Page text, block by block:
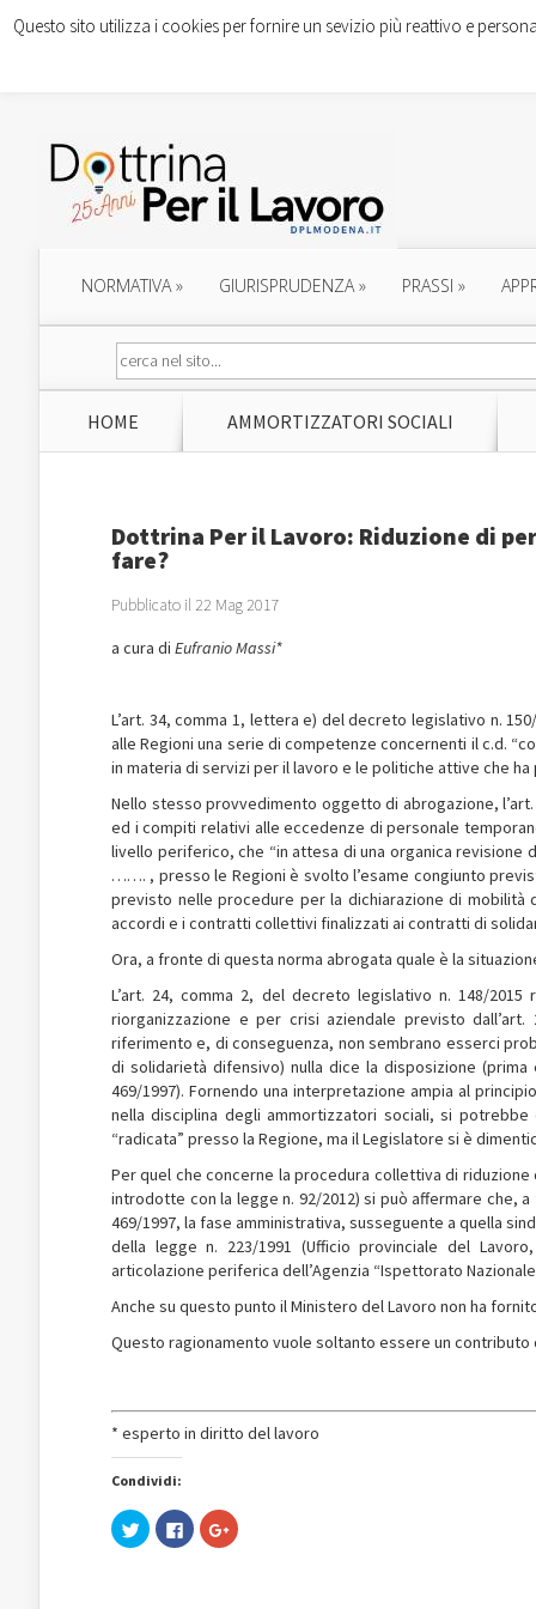
NORMATIVA» GIURISPRUDENZA» PRASSI »
HOME AMMORTIZZATORI SOCIALI
Dottrina Per il Lavoro: Riduzione di
fare?
Pubblicato il 22 Mag 2017
a cura di Eufranio Massi*
L’art. 34, comma 1, lettera e) del decreto legislativo n.
alle Regioni una serie di competenze concernenti il c.d.
in materia di servizi per il lavoro e le politiche attive che
Nello stesso provvedimento oggetto di abrogazione,
ed i compiti relativi alle eccedenze di personale
livello periferico, che “in attesa di una organica revisione
……. , presso le Regioni è svolto l’esame congiunto
previsto nelle procedure per la dichiarazione di mobilità
accordi e i contratti collettivi finalizzati ai contratti di
Ora, a fronte di questa norma abrogata quale è la
L’art. 24, comma 2, del decreto legislativo n. 148/
riorganizzazione e per crisi aziendale previsto
riferimento e, di conseguenza, non sembrano esserci
di solidarietà difensivo) nulla dice la disposizione
469/1997). Fornendo una interpretazione ampia al
nella disciplina degli ammortizzatori sociali, si potrebbe
“radicata” presso la Regione, ma il Legislatore si è
Per quel che concerne la procedura collettiva di
introdotte con la legge n. 92/2012) si può affermare che,
469/1997, la fase amministrativa, susseguente a quella
della legge n. 223/1991 (Ufficio provinciale del
articolazione periferica dell’Agenzia “Ispettorato
Anche su questo punto il Ministero del Lavoro non ha
Questo ragionamento vuole soltanto essere un
* esperto in diritto del lavoro
Condividi:
Fai
clic
Fai
clic
Fai
clic
Questo sito utilizza i cookies per fornire un sevizio più reattivo e